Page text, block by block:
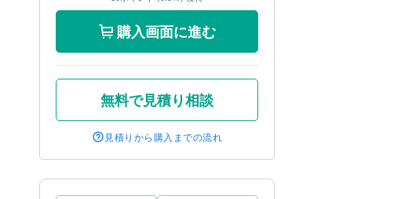
購入画面に進む
無料で見積り相談
見積りから購入までの流れ